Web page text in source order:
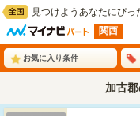
見つけようあなたにぴっ
関西
お気に入り条件
加古